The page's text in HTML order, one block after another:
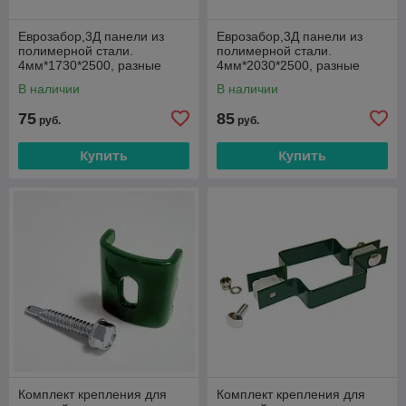
Еврозабор,3Д панели из
полимерной стали.
4мм*1730*2500, разные
В наличии
75 руб.
Купить
Еврозабор,3Д панели из
полимерной стали.
4мм*2030*2500, разные
В наличии
85 руб.
Купить
Комплект крепления для
Комплект крепления для